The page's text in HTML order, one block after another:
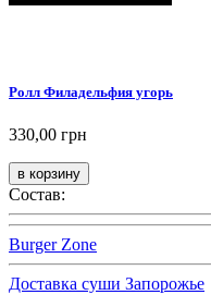
Ролл Филадельфия угорь
330,00 грн
Состав:
Burger Zone
Доставка суши Запорожье